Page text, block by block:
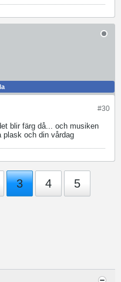
#30
blir färg då... och musiken
plask och din vårdag
3 4 5